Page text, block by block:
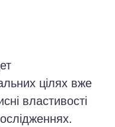
цілях вже
властивості